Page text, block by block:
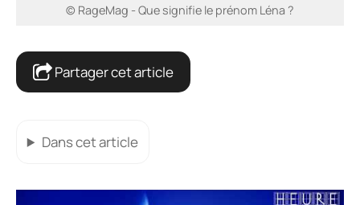
© RageMag - Que signifie le prénom Léna ?
Partager cet article
Dans cet article